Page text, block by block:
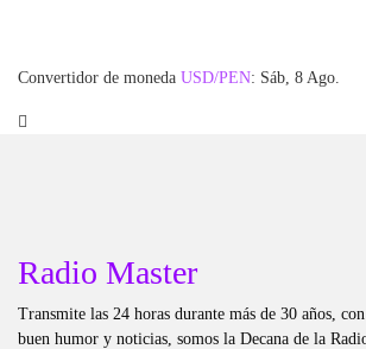
Convertidor de moneda USD/PEN: Sáb, 8 Ago.
Radio Master
Transmite las 24 horas durante más de 30 años,
buen humor y noticias, somos la Decana de la